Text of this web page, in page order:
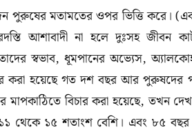
পুরুষের মতামতের ওপর ভিত্তি করে।
আশাবাদী না হলে দুঃসহ জীবন
তাদের স্বভাব, ধূমপানের অভ্যেস,
করা হয়েছে গত দশ বছর আর পুরুষদের
মাপকাঠিতে বিচার করা হয়েছে, তখন
১১ থেকে ১৫ শতাংশ বেশি। এবং ৮৫